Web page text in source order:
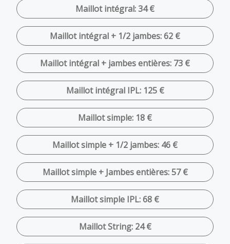
Maillot intégral: 34 €
Maillot intégral + 1/2 jambes: 62 €
Maillot intégral + jambes entières: 73 €
Maillot intégral IPL: 125 €
Maillot simple: 18 €
Maillot simple + 1/2 jambes: 46 €
Maillot simple + Jambes entières: 57 €
Maillot simple IPL: 68 €
Maillot String: 24 €